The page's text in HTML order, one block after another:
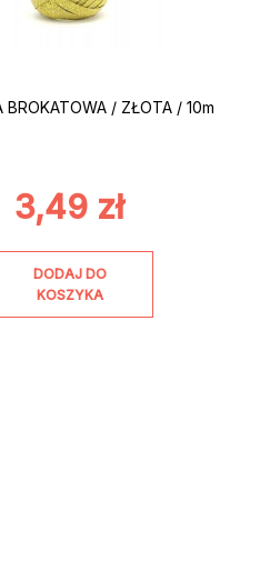
BROKATOWA / ZŁOTA / 10m
3,49 zł
DODAJ DO
KOSZYKA